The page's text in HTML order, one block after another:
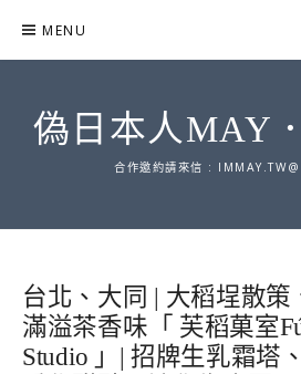
content
MENU
偽日本人MAY
合作邀約請來信 :
台北、大同 | 大稻埕散策
滿溢茶香味「 芙稻菓室
Studio 」| 招牌生乳霜塔